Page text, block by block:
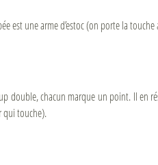
une arme d’estoc (on porte la
chacun marque un point. Il en
qui touche).